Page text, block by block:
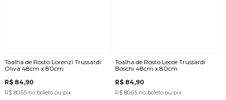
Toalha de Rosto Lorenzi Trussardi
Oliva 48cm x 80cm
R$ 84,90
R$ 80,65 no boleto ou pix
Toalha de Rosto Lecce Trussardi
Boschi 48cm x 80cm
R$ 84,90
R$ 80,65 no boleto ou pix